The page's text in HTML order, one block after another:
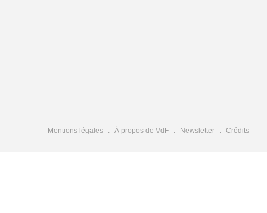
Mentions légales À propos de VdF Newsletter Crédits